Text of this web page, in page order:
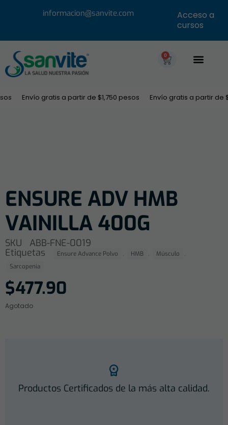
informacion@sanvite.com
Acceso a
cursos
0
Envío gratis a partir de $1,750 pesos Envío gratis a partir de
ENSURE ADV HMB
VAINILLA 400G
SKU ABB-FNE-0019
Etiquetas Ensure Advance Polvo , HMB , Músculo ,
Sarcopenia
$477.90
Agotado
Productos Certificados de la más alta calidad.